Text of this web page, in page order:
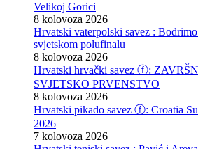
Velikoj Gorici
8 kolovoza 2026
Hrvatski vaterpolski savez :
svjetskom polufinalu
8 kolovoza 2026
Hrvatski hrvački savez ⓕ:
SVJETSKO PRVENSTVO
8 kolovoza 2026
Hrvatski pikado savez ⓕ: Croatia
2026
7 kolovoza 2026